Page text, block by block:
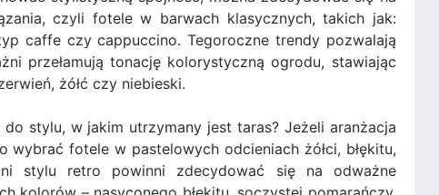
czyli fotele w barwach klasycznych, takich jak:
caffe czy cappuccino. Tegoroczne trendy pozwalają
przełamują tonację kolorystyczną ogrodu, stawiając
żółć czy niebieski.
stylu, w jakim utrzymany jest taras? Jeżeli aranżacja
wybrać fotele w pastelowych odcieniach żółci, błękitu,
stylu retro powinni zdecydować się na odważne